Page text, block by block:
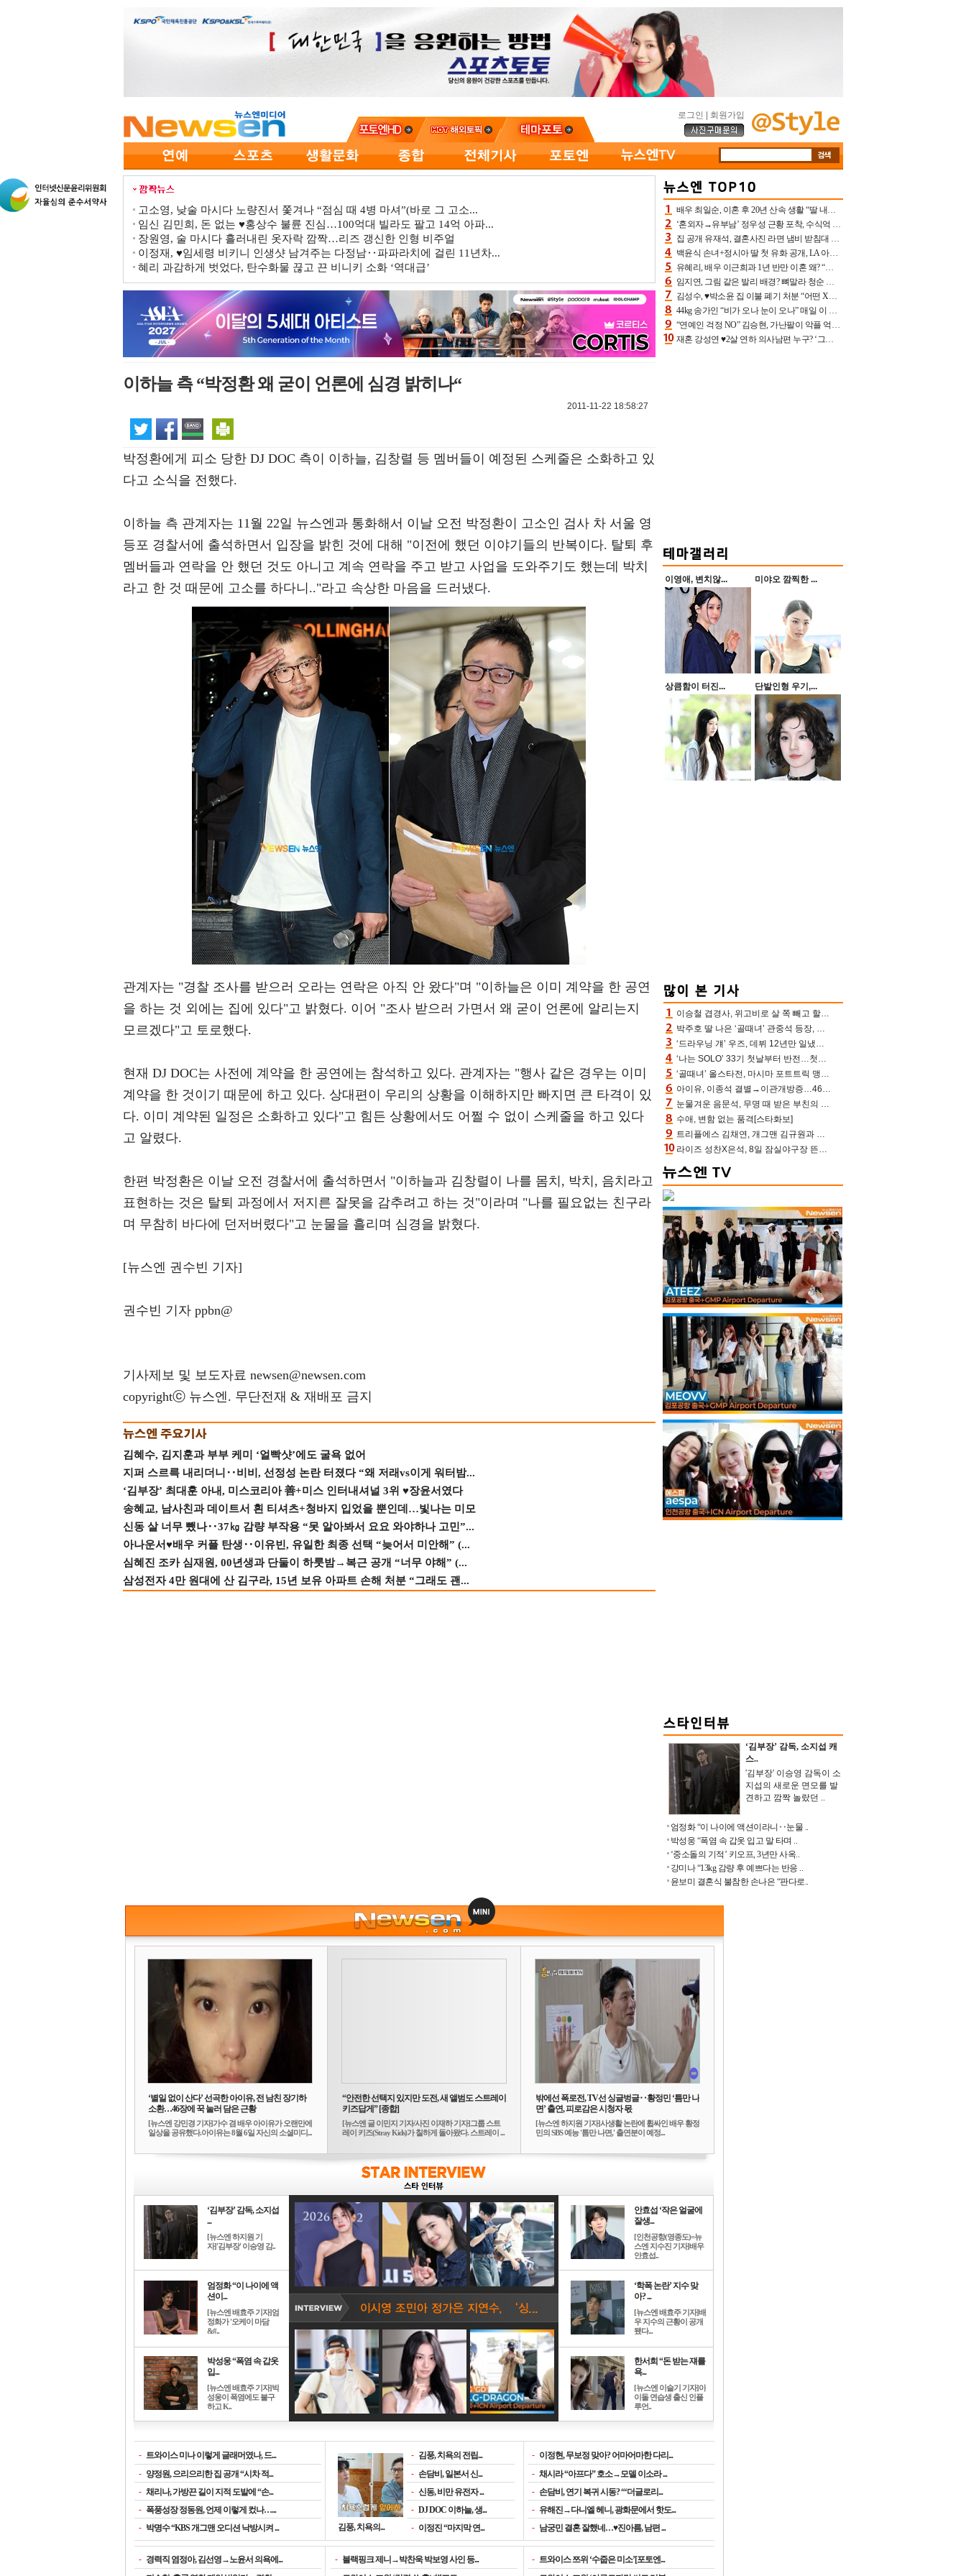
로그인 회원가입
고소영, 낮술 마시다 노량진서 쫓겨나 “점심 때 4병 마셔”(바로 그 고소...
임신 김민희, 돈 없는 ♥홍상수 불륜 진심…100억대 빌라도 팔고 14억 아파...
장원영, 술 마시다 흘러내린 옷자락 깜짝…리즈 갱신한 인형 비주얼
이정재, ♥임세령 비키니 인생샷 남겨주는 다정남‥파파라치에 걸린 11년차...
혜리 과감하게 벗었다, 탄수화물 끊고 끈 비니키 소화 ‘역대급’
이하늘 측 “박정환 왜 굳이 언론에 심경 밝히나“
2011-11-22 18:58:27
박정환에게 피소 당한 DJ DOC 측이 이하늘, 김창렬 등 멤버들이 예정된 스케줄은 소화하고 있
다고 소식을 전했다.
이하늘 측 관계자는 11월 22일 뉴스엔과 통화해서 이날 오전 박정환이 고소인 검사 차 서울 영
등포 경찰서에 출석하면서 입장을 밝힌 것에 대해 "이전에 했던 이야기들의 반복이다. 탈퇴 후
멤버들과 연락을 안 했던 것도 아니고 계속 연락을 주고 받고 사업을 도와주기도 했는데 박치
라고 한 것 때문에 고소를 하다니.."라고 속상한 마음을 드러냈다.
관계자는 "경찰 조사를 받으러 오라는 연락은 아직 안 왔다"며 "이하늘은 이미 계약을 한 공연
을 하는 것 외에는 집에 있다"고 밝혔다. 이어 "조사 받으러 가면서 왜 굳이 언론에 알리는지
모르겠다"고 토로했다.
현재 DJ DOC는 사전에 계약을 한 공연에는 참석하고 있다. 관계자는 "행사 같은 경우는 이미
계약을 한 것이기 때문에 하고 있다. 상대편이 우리의 상황을 이해하지만 빠지면 큰 타격이 있
다. 이미 계약된 일정은 소화하고 있다"고 힘든 상황에서도 어쩔 수 없이 스케줄을 하고 있다
고 알렸다.
한편 박정환은 이날 오전 경찰서에 출석하면서 "이하늘과 김창렬이 나를 몸치, 박치, 음치라고
표현하는 것은 탈퇴 과정에서 저지른 잘못을 감추려고 하는 것"이라며 "나를 필요없는 친구라
며 무참히 바다에 던저버렸다"고 눈물을 흘리며 심경을 밝혔다.
[뉴스엔 권수빈 기자]
권수빈 기자 ppbn@
기사제보 및 보도자료 newsen@newsen.com
copyrightⓒ 뉴스엔. 무단전재 & 재배포 금지
김혜수, 김지훈과 부부 케미 ‘얼빡샷’에도 굴욕 없어
지퍼 스르륵 내리더니‥비비, 선정성 논란 터졌다 “왜 저래vs이게 워터밤...
‘김부장’ 최대훈 아내, 미스코리아 善+미스 인터내셔널 3위 ♥장윤서였다
송혜교, 남사친과 데이트서 흰 티셔츠+청바지 입었을 뿐인데…빛나는 미모
신동 살 너무 뺐나‥37㎏ 감량 부작용 “못 알아봐서 요요 와야하나 고민”...
아나운서♥배우 커플 탄생‥이유빈, 유일한 최종 선택 “늦어서 미안해” (...
심혜진 조카 심재원, 00년생과 단둘이 하룻밤→복근 공개 “너무 야해” (...
삼성전자 4만 원대에 산 김구라, 15년 보유 아파트 손해 처분 “그래도 괜...
배우 최일순, 이혼 후 20년 산속 생활 “딸 내가 버렸다고 원망‥맘 아파”(특종)[어제TV]
‘혼외자→유부남’ 정우성 근황 포착, 수식억 해킹 피해 후배 만났다 “존경하는”
집 공개 유재석, 결혼사진 라면 냄비 받침대 되고 분노‥가족사진도 피해(놀뭐)[어제TV]
백윤식 손녀+정시아 딸 첫 유화 공개, LA 아트쇼→서울국제조각페스타 작가다운 수준급 실력
유혜리, 배우 이근희과 1년 반만 이혼 왜? “식칼 꽂고 의자 던져” 충격 폭로(특종)[어제TV]
임지연, 그림 같은 발리 배경? 뼈말라 청순 비키니 핏에 상대 안 되네
김성수, ♥박소윤 집 이불 폐기 처분 “어떤 X이랑 썼을지 몰라” 질투(신랑수업2)[어제TV]
44kg 송가인 “비가 오나 눈이 오나” 매일 이 운동, 허벅지 근육량 상승+체지방 감소
“연예인 걱정 NO” 김승현, 가난팔이 악플 억울할만‥아내+딸과 日 여행
재혼 강성연 ♥2살 연하 의사남편 누구? ‘그알’ 자문의에 훈남 비주얼 초엘리트 스펙 [종합]
이영애, 변치않... 미야오 깜찍한 ...
상큼함이 터진... 단발인형 우기,...
이승철 겹경사, 위고비로 살 쪽 빼고 할아버지 된다‥마음으로 낳은 딸 임신 자랑(유퀴즈)
박주호 딸 나은 ‘골때녀’ 관중석 등장, 김민재 복제인간 보고 혼란 [결정적장면]
‘드라우닝 걔’ 우즈, 데뷔 12년만 일냈다…체조경기장 입성 확정
‘나는 SOLO’ 33기 첫날부터 반전…첫인상 0표 영호, 호감남 급부상
‘골때녀’ 올스타전, 마시마 포트트릭 맹추격전 5:4 골 잔치 ‘짜릿’ [어제TV]
아이유, 이종석 결별→이관개방증…46장 꽉 채운 유애나 ♥ “열심히 사는 중”
눈물겨운 음문석, 무명 때 받은 부친의 전재산→폐암 父 세상 떠나기 전 여행(유퀴즈)[어제TV]
수애, 변함 없는 품격[스타화보]
트리플에스 김채연, 개그맨 김규원과 함께 프리뷰쇼 진행 [포토엔HD]
라이즈 성찬X은석, 8일 잠실야구장 뜬다…시구 시타+특별공연까지
‘김부장’ 감독, 소지섭 캐
스..
'김부장' 이승영 감독이 소
지섭의 새로운 면모를 발
견하고 깜짝 놀랐던 ..
엄정화 “이 나이에 액션이라니‥눈물 ..
박성웅 “폭염 속 갑옷 입고 말 타며 ..
‘중소돌의 기적’ 키오프, 3년만 사옥..
강미나 “13kg 감량 후 예쁘다는 반응 ..
윤보미 결혼식 불참한 손나은 “판다로..
‘별일 없이 산다’ 선곡한 아이유, 전 남친 장기하
소환…46장에 꾹 눌러 담은 근황
[뉴스엔 강민경 기자]가수 겸 배우 아이유가 오랜만에
일상을 공유했다.아이유는 8월 6일 자신의 소셜미디...
“안전한 선택지 있지만 도전, 새 앨범도 스트레이
키즈답게” [종합]
[뉴스엔 글 이민지 기자/사진 이재하 기자]그룹 스트
레이 키즈(Stray Kids)가 칠하게 돌아왔다. 스트레이 ...
밖에선 폭로전, TV선 싱글벙글‥황정민 ‘틈만 나
면’ 출연, 피로감은 시청자 몫
[뉴스엔 하지원 기자]사생활 논란에 휩싸인 배우 황정
민의 SBS 예능 '틈만 나면,' 출연분이 예정...
‘김부장’ 감독, 소지섭
...
[뉴스엔 하지원 기
자]'김부장' 이승영 감..
엄정화 “이 나이에 액
션이...
[뉴스엔 배효주 기자]엄
정화가 '오케이 마담
&#..
박성웅 “폭염 속 갑옷
입...
[뉴스엔 배효주 기자]박
성웅이 폭염에도 불구
하고 K..
안효섭 ‘작은 얼굴에
잘생...
[인천공항(영종도)=뉴
스엔 지수진 기자]배우
안효섭..
‘학폭 논란’ 지수 맞
아? ...
[뉴스엔 배효주 기자]배
우 지수의 근황이 공개
됐다...
한서희 “돈 받는 쟤를
욕...
[뉴스엔 이슬기 기자]아
이돌 연습생 출신 인플
루언..
- 트와이스 미나 이렇게 글래머였나, 드...
- 양정원, 으리으리한 집 공개 “시차 적...
- 채리나, 가방끈 길이 지적 도발에 “손...
- 폭풍성장 정동원, 언제 이렇게 컸나…...
- 박명수 “KBS 개그맨 오디션 낙방시켜 ... 김풍, 치욕의...
- 김풍, 치욕의 전립...
- 손담비, 일본서 신...
- 신동, 비만 유전자 ...
- DJ DOC 이하늘, 생...
- 이정진 “마지막 연...
- 이정현, 무보정 맞아? 어마어마한 다리...
- 채시라 “아프다” 호소→모델 이소라 ...
- 손담비, 연기 복귀 시동? “‘더글로리...
- 유해진→다니엘 헤니, 광화문에서 핫도...
- 남궁민 결혼 잘했네…♥진아름, 남편 ...
- 경력직 염정아, 김선영→노윤서 의욕에...
- 블랙핑크 제니→박찬욱 박보영 사인 등...
- 트와이스 쯔위 ‘수줍은 미소’[포토엔...